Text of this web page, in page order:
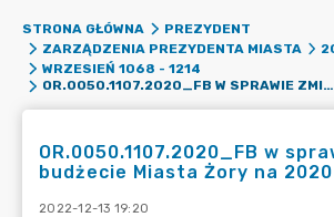
STRONA GŁÓWNA
PREZYDENT
ZARZĄDZENIA PREZYDENTA MIASTA
WRZESIEŃ 1068 - 1214
OR.0050.1107.2020_FB W SPRAWIE ZMIAN W BUDŻECIE MIASTA ŻORY NA 2020 R.
OR.0050.1107.2020_FB w
budżecie Miasta Żory na
2022-12-13 19:20